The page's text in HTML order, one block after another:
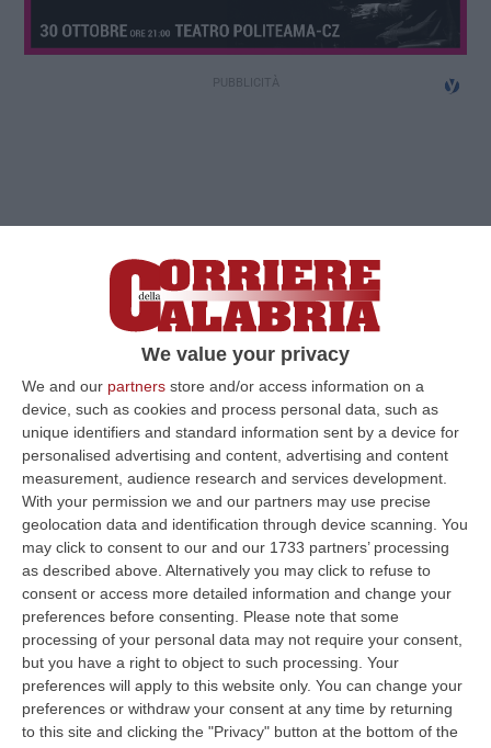
We value your privacy
We and our partners store and/or access information on a
device, such as cookies and process personal data, such as
unique identifiers and standard information sent by a device for
personalised advertising and content, advertising and content
measurement, audience research and services development.
With your permission we and our partners may use precise
geolocation data and identification through device scanning. You
may click to consent to our and our 1733 partners’ processing
as described above. Alternatively you may click to refuse to
consent or access more detailed information and change your
preferences before consenting.
Please note that some
processing of your personal data may not require your consent,
but you have a right to object to such processing. Your
preferences will apply to this website only. You can change your
preferences or withdraw your consent at any time by returning
to this site and clicking the "Privacy" button at the bottom of the
Clicca e segui “Corriere della Calabria” su Google News
RENDEL’ex generale dei carabinieri Antonio
Pappalardo, leader del “Fronte di liberazione
nazionale”, ha presentato un esposto ai
carabinieri della Compagnia di Rende «per